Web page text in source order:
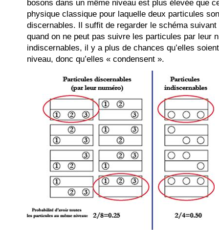
bosons dans un même niveau est plus élevée que
physique classique pour laquelle deux particules
discernables. Il suffit de regarder le schéma suivant
quand on ne peut pas suivre les particules par leur
indiscernables, il y a plus de chances qu’elles
niveau, donc qu’elles « condensent ».